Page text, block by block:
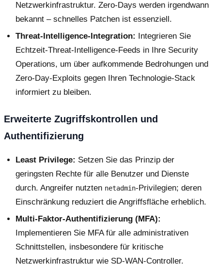
Netzwerkinfrastruktur. Zero-Days werden irgendwann
bekannt – schnelles Patchen ist essenziell.
Threat-Intelligence-Integration: Integrieren Sie
Echtzeit-Threat-Intelligence-Feeds in Ihre Security
Operations, um über aufkommende Bedrohungen und
Zero-Day-Exploits gegen Ihren Technologie-Stack
informiert zu bleiben.
Erweiterte Zugriffskontrollen und
Authentifizierung
Least Privilege: Setzen Sie das Prinzip der
geringsten Rechte für alle Benutzer und Dienste
durch. Angreifer nutzten netadmin-Privilegien; deren
Einschränkung reduziert die Angriffsfläche erheblich.
Multi-Faktor-Authentifizierung (MFA):
Implementieren Sie MFA für alle administrativen
Schnittstellen, insbesondere für kritische
Netzwerkinfrastruktur wie SD-WAN-Controller.